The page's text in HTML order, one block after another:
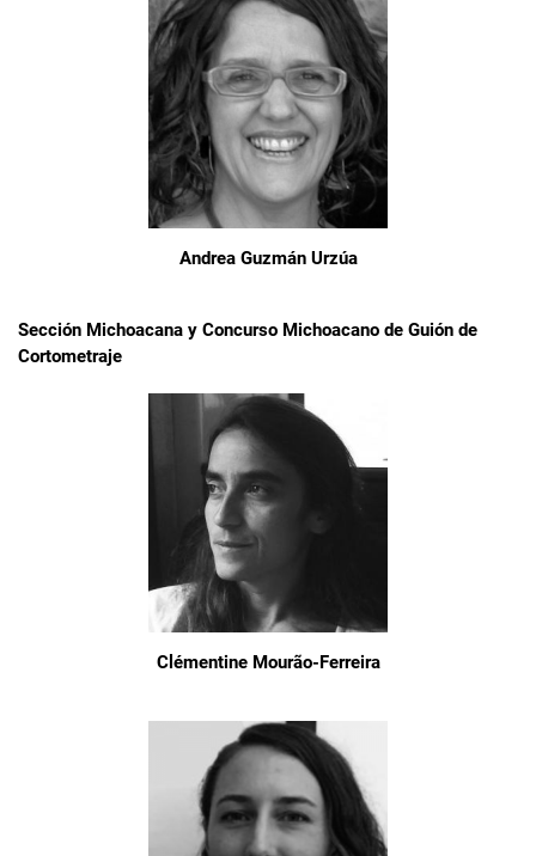
Andrea Guzmán Urzúa
Sección Michoacana y Concurso Michoacano de Guión de
Cortometraje
Clémentine Mourão-Ferreira